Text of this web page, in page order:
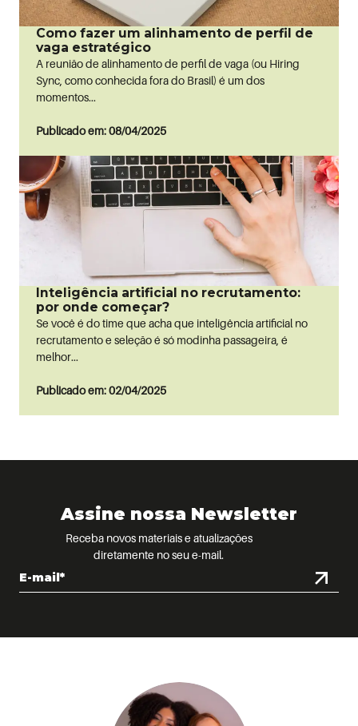
Como fazer um alinhamento de perfil de
vaga estratégico
A reunião de alinhamento de perfil de vaga (ou Hiring
Sync, como conhecida fora do Brasil) é um dos
momentos...
Publicado em: 08/04/2025
Inteligência artificial no recrutamento:
por onde começar?
Se você é do time que acha que inteligência artificial no
recrutamento e seleção é só modinha passageira, é
melhor...
Publicado em: 02/04/2025
Assine nossa Newsletter
Receba novos materiais e atualizações
diretamente no seu e-mail.